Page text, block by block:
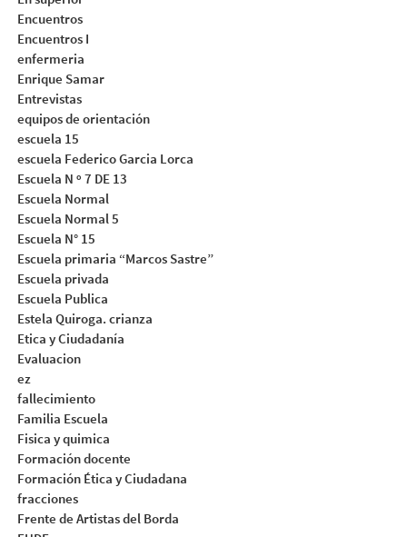
Encuentros
Encuentros I
enfermeria
Enrique Samar
Entrevistas
equipos de orientación
escuela 15
escuela Federico Garcia Lorca
Escuela N º 7 DE 13
Escuela Normal
Escuela Normal 5
Escuela N° 15
Escuela primaria “Marcos Sastre”
Escuela privada
Escuela Publica
Estela Quiroga. crianza
Etica y Ciudadanía
Evaluacion
ez
fallecimiento
Familia Escuela
Fisica y quimica
Formación docente
Formación Ética y Ciudadana
fracciones
Frente de Artistas del Borda